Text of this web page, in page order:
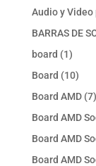
Audio y
BARRAS DE
board 11
Board 1010
Board AMD 77
Board AMD
Board AMD
Board AMD